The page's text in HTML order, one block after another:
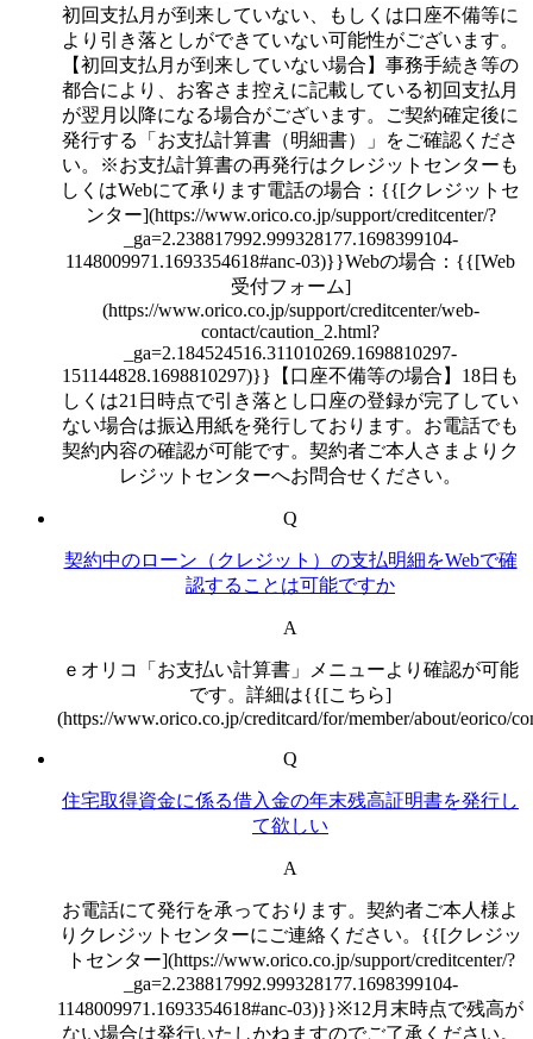
初回支払月が到来していない、もしくは口座不備等に
より引き落としができていない可能性がございます。
【初回支払月が到来していない場合】事務手続き等の
都合により、お客さま控えに記載している初回支払月
が翌月以降になる場合がございます。ご契約確定後に
発行する「お支払計算書（明細書）」をご確認くださ
い。※お支払計算書の再発行はクレジットセンターも
しくはWebにて承ります電話の場合：{{[クレジットセ
ンター](https://www.orico.co.jp/support/creditcenter/?
_ga=2.238817992.999328177.1698399104-
1148009971.1693354618#anc-03)}}Webの場合：{{[Web
受付フォーム]
(https://www.orico.co.jp/support/creditcenter/web-
contact/caution_2.html?
_ga=2.184524516.311010269.1698810297-
151144828.1698810297)}}【口座不備等の場合】18日も
しくは21日時点で引き落とし口座の登録が完了してい
ない場合は振込用紙を発行しております。お電話でも
契約内容の確認が可能です。契約者ご本人さまよりク
レジットセンターへお問合せください。
Q
契約中のローン（クレジット）の支払明細をWebで確
認することは可能ですか
A
ｅオリコ「お支払い計算書」メニューより確認が可能
です。詳細は{{[こちら]
(https://www.orico.co.jp/creditcard/for/member/about/eorico/
Q
住宅取得資金に係る借入金の年末残高証明書を発行し
て欲しい
A
お電話にて発行を承っております。契約者ご本人様よ
りクレジットセンターにご連絡ください。{{[クレジッ
トセンター](https://www.orico.co.jp/support/creditcenter/?
_ga=2.238817992.999328177.1698399104-
1148009971.1693354618#anc-03)}}※12月末時点で残高が
ない場合は発行いたしかねますのでご了承ください。